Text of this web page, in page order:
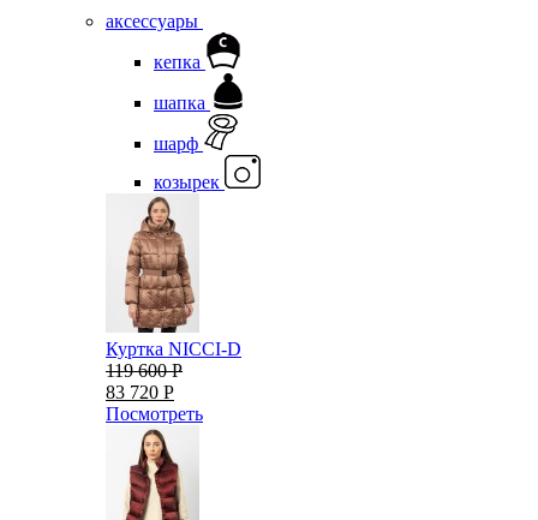
аксессуары
кепка
шапка
шарф
козырек
Куртка NICCI-D
119 600 Р
83 720 Р
Посмотреть